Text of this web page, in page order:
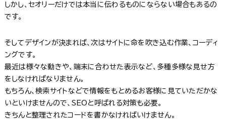
しかし、セオリーだけでは本当に伝わるものにならない場合もあるの
です。
そしてデザインが決まれば、次はサイトに命を吹き込む作業、コーディ
ングです。
最近は様々な動きや、端末に合わせた表示など、多種多様な見せ方
をしなければなりません。
もちろん、検索サイトなどで情報をもとめるお客様に見ていただかな
いといけませんので、SEOと呼ばれる対策も必要。
きちんと整理されたコードを書かなければいけません。